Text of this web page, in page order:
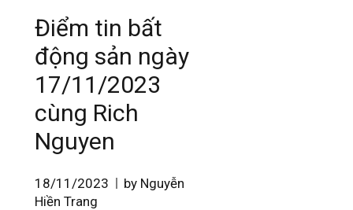
Điểm tin bất
động sản ngày
17/11/2023
cùng Rich
Nguyen
18/11/2023
by Nguyễn
Hiền Trang